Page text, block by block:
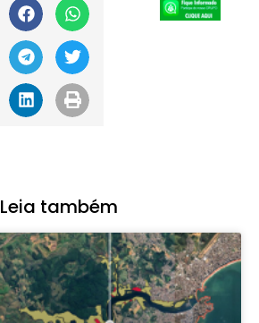
Leia também